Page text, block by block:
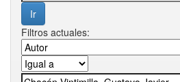
Filtros actuales: